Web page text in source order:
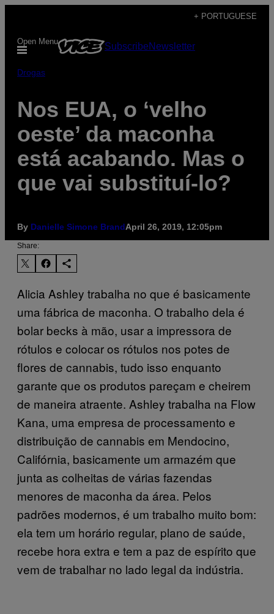
content
+ PORTUGUESE
Open Menu SubscribeNewsletter
Drogas
Nos EUA, o ‘velho
oeste’ da maconha
está acabando. Mas o
que vai substituí-lo?
By Danielle Simone BrandApril 26, 2019, 12:05pm
Share:
Alicia Ashley trabalha no que é basicamente
uma fábrica de maconha. O trabalho dela é
bolar becks à mão, usar a impressora de
rótulos e colocar os rótulos nos potes de
flores de cannabis, tudo isso enquanto
garante que os produtos pareçam e cheirem
de maneira atraente. Ashley trabalha na Flow
Kana, uma empresa de processamento e
distribuição de cannabis em Mendocino,
Califórnia, basicamente um armazém que
junta as colheitas de várias fazendas
menores de maconha da área. Pelos
padrões modernos, é um trabalho muito bom:
ela tem um horário regular, plano de saúde,
recebe hora extra e tem a paz de espírito que
vem de trabalhar no lado legal da indústria.